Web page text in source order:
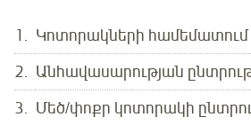
1. Կոտորակների համեմատում
2. Անհավասարության
3. Մեծ/փոքր կոտորակի